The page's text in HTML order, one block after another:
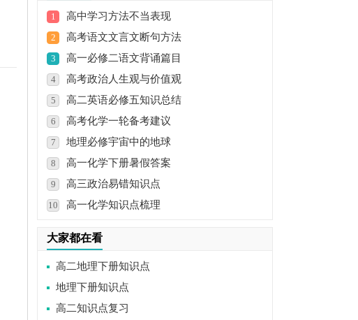
1 高中学习方法不当表现
2 高考语文文言文断句方法
3 高一必修二语文背诵篇目
4 高考政治人生观与价值观
5 高二英语必修五知识总结
6 高考化学一轮备考建议
7 地理必修宇宙中的地球
8 高一化学下册暑假答案
9 高三政治易错知识点
10 高一化学知识点梳理
大家都在看
高二地理下册知识点
地理下册知识点
高二知识点复习